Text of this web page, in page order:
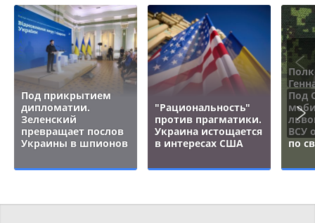
Под прикрытием
дипломатии.
Зеленский
превращает послов
Украины в шпионов
"Рациональность"
против прагматики.
Украина истощается
в интересах США
Под
ВСУ
по